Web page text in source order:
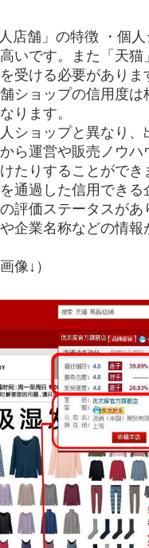
店舗」の特徴 ・個
いです。また「天
受ける必要があり
ショップの信用度
ります。
ショップと異なり、
ら運営や販売ノウ
たりすることができ
通過した信用でき
評価ステータスが
企業名称などの情
像↓）